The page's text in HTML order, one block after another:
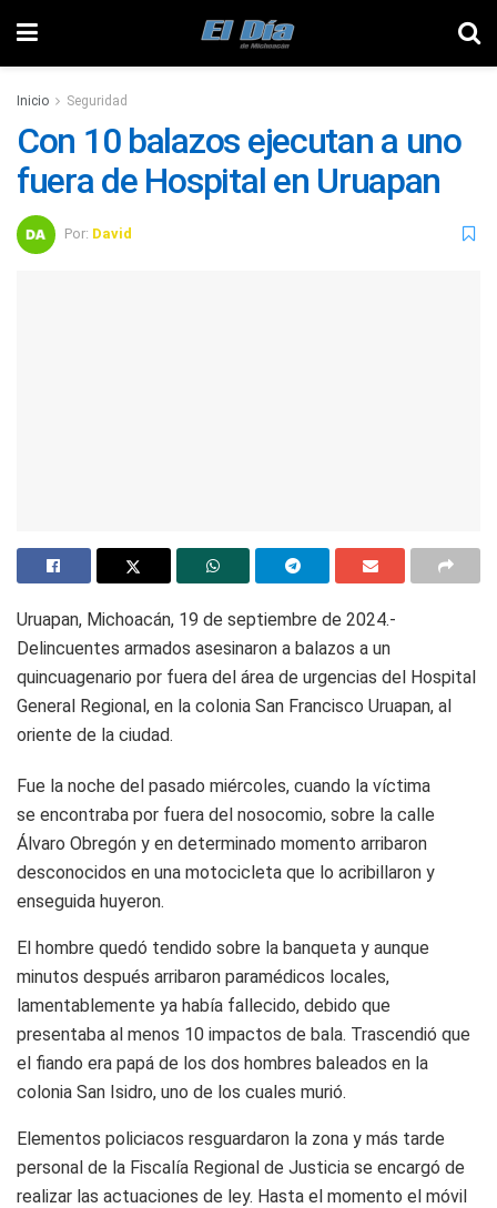
Inicio Seguridad
Con 10 balazos ejecutan a uno
fuera de Hospital en Uruapan
Por: David
Uruapan, Michoacán, 19 de septiembre de 2024.-
Delincuentes armados asesinaron a balazos a un
quincuagenario por fuera del área de urgencias del Hospital
General Regional, en la colonia San Francisco Uruapan, al
oriente de la ciudad.
Fue la noche del pasado miércoles, cuando la víctima
se encontraba por fuera del nosocomio, sobre la calle
Álvaro Obregón y en determinado momento arribaron
desconocidos en una motocicleta que lo acribillaron y
enseguida huyeron.
El hombre quedó tendido sobre la banqueta y aunque
minutos después arribaron paramédicos locales,
lamentablemente ya había fallecido, debido que
presentaba al menos 10 impactos de bala. Trascendió que
el fiando era papá de los dos hombres baleados en la
colonia San Isidro, uno de los cuales murió.
Elementos policiacos resguardaron la zona y más tarde
personal de la Fiscalía Regional de Justicia se encargó de
realizar las actuaciones de ley. Hasta el momento el móvil